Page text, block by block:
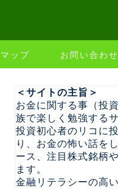
ップ お問い合わせ
＜サイトの主旨＞
お金に関する事（投
族で楽しく勉強する
投資初心者のリコに
り、お金の怖い話を
ース、注目株式銘柄
ます。
金融リテラシーの高